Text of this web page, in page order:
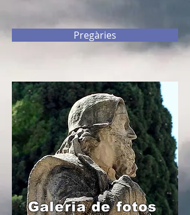
Pregàries
Galeria de fotos